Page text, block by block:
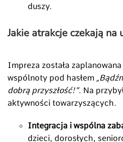
duszy.
Jakie atrakcje czekają na
Impreza została
wspólnoty pod hasłem
dobrą przyszłość!”. Na
aktywności towarzyszących.
Integracja i wspólna
dzieci, dorosłych,